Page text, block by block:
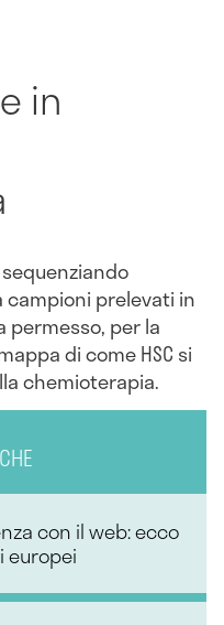
in
prelevati in
permesso, per la
di come HSC si
chemioterapia.
con il web: ecco
europei